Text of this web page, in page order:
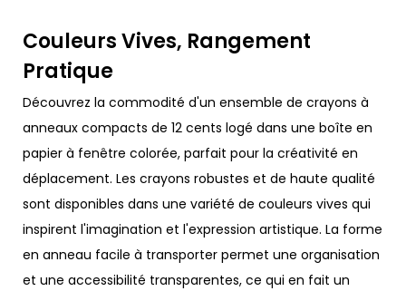
Couleurs Vives, Rangement
Pratique
Découvrez la commodité d'un ensemble de crayons à
anneaux compacts de 12 cents logé dans une boîte en
papier à fenêtre colorée, parfait pour la créativité en
déplacement. Les crayons robustes et de haute qualité
sont disponibles dans une variété de couleurs vives qui
inspirent l'imagination et l'expression artistique. La forme
en anneau facile à transporter permet une organisation
et une accessibilité transparentes, ce qui en fait un